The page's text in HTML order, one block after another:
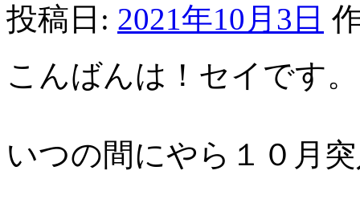
投稿日: 2021年10月3日
こんばんは！セイです。
いつの間にやら１０月